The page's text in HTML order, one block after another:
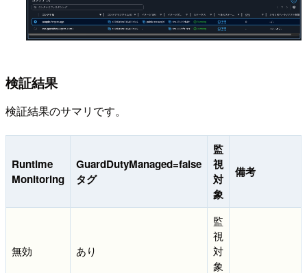
検証結果
検証結果のサマリです。
Runtime
Monitoring
GuardDutyManaged=false
タグ
監
視
対
象
備考
無効 あり
監
視
対
象